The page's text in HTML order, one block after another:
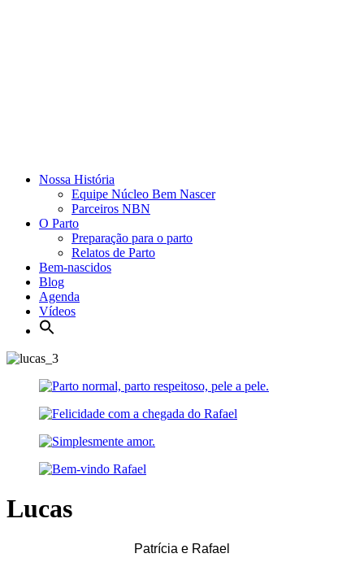
Nossa História
Equipe Núcleo Bem Nascer
Parceiros NBN
O Parto
Preparação para o parto
Relatos de Parto
Bem-nascidos
Blog
Agenda
Vídeos
Lucas
Patrícia e Rafael